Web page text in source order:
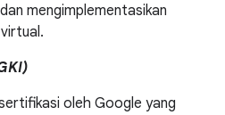
mengimplementasikan
oleh Google yang